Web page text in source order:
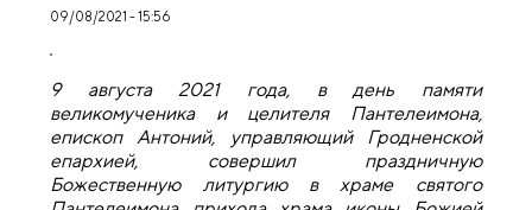
09/08/2021 - 15:56
9 августа 2021 года, в день памяти
великомученика и целителя Пантелеимона,
епископ Антоний, управляющий Гродненской
епархией, совершил праздничную
Божественную литургию в храме святого